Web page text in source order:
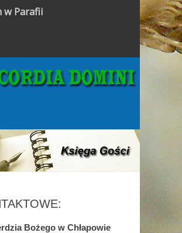
w Parafii
Parafialna
Bożego w Chłapowie